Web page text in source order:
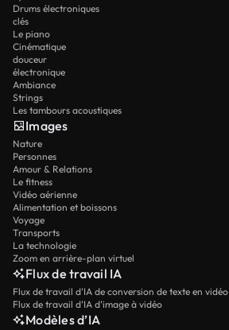
Drums électroniques
clés
Le piano
Cinématique
douceur
électronique
Ambiance
Strings
Les tambours acoustiques
Images
Nature
Personnes
Amour & Relations
Le fitness
Vidéo aérienne
Alimentation et boissons
Voyage
Transports
La technologie
Zoom en arrière-plan virtuel
Flux de travail IA
Flux de travail d’IA de conversion de texte en vidéo
Flux de travail d’IA d’image à vidéo
Modèles d’IA